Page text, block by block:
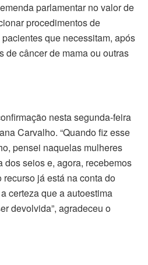
parlamentar no valor de
procedimentos de
que necessitam, após
de câncer de mama ou outras
nesta segunda-feira
Carvalho. “Quando fiz esse
pensei naquelas mulheres
dos seios e, agora, recebemos
já está na conta do
certeza que a autoestima
devolvida”, agradeceu o